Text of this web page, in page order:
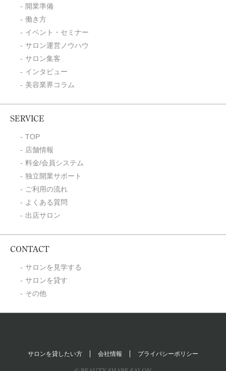
開業準備
働き方
イベント・セミナー
サロン運営ノウハウ
サロン集客
インタビュー
美容業界コラム
SERVICE
TOP
店舗情報
料金/会員システム
独立開業サポート
ご利用の流れ
よくある質問
出店サロン
CONTACT
サロンを見学する
サロンを貸す
その他
サロンを貸したい方 会社情報 プライバシーポリシー